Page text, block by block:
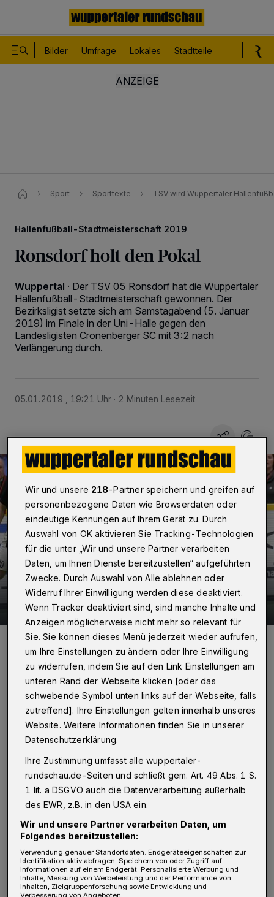
Bilder Umfrage Lokales Stadtteile
Sport Sporttexte TSV wird Wuppertaler
Hallenfußball-Stadtmeisterschaft 2019
Ronsdorf holt den Pokal
Wuppertal · Der TSV 05 Ronsdorf hat die Wuppertaler
Hallenfußball-Stadtmeisterschaft gewonnen. Der
Bezirksligist setzte sich am Samstagabend (5. Januar
2019) im Finale in der Uni-Halle gegen den
Landesligisten Cronenberger SC mit 3:2 nach
Verlängerung durch.
05.01.2019 , 19:21 Uhr 2 Minuten Lesezeit
29 Bilder
Jubel in Ronsdorf 29 Bilder
Von Jörn Koldehoff und Julian Schumacher
D
as Turnier sahen rund 1.800 zahlende
Wir und unsere 218-Partner speichern und greifen auf
personenbezogene Daten wie Browserdaten oder
eindeutige Kennungen auf Ihrem Gerät zu. Durch
Auswahl von OK aktivieren Sie Tracking-Technologien
für die unter „Wir und unsere Partner verarbeiten
Daten, um Ihnen Dienste bereitzustellen“ aufgeführten
Zwecke. Durch Auswahl von Alle ablehnen oder
Widerruf Ihrer Einwilligung werden diese deaktiviert.
Wenn Tracker deaktiviert sind, sind manche Inhalte und
Anzeigen möglicherweise nicht mehr so relevant für
Sie. Sie können dieses Menü jederzeit wieder aufrufen,
um Ihre Einstellungen zu ändern oder Ihre Einwilligung
zu widerrufen, indem Sie auf den Link Einstellungen am
unteren Rand der Webseite klicken [oder das
schwebende Symbol unten links auf der Webseite, falls
zutreffend]. Ihre Einstellungen gelten innerhalb unseres
Website. Weitere Informationen finden Sie in unserer
Datenschutzerklärung.
Ihre Zustimmung umfasst alle wuppertaler-
rundschau.de-Seiten und schließt gem. Art. 49 Abs. 1 S.
1 lit. a DSGVO auch die Datenverarbeitung außerhalb
des EWR, z.B. in den USA ein.
Wir und unsere Partner verarbeiten Daten, um
Folgendes bereitzustellen:
Verwendung genauer Standortdaten. Endgeräteeigenschaften zur
Identifikation aktiv abfragen. Speichern von oder Zugriff auf
Informationen auf einem Endgerät. Personalisierte Werbung und
Inhalte, Messung von Werbeleistung und der Performance von
Inhalten, Zielgruppenforschung sowie Entwicklung und
Verbesserung von Angeboten.